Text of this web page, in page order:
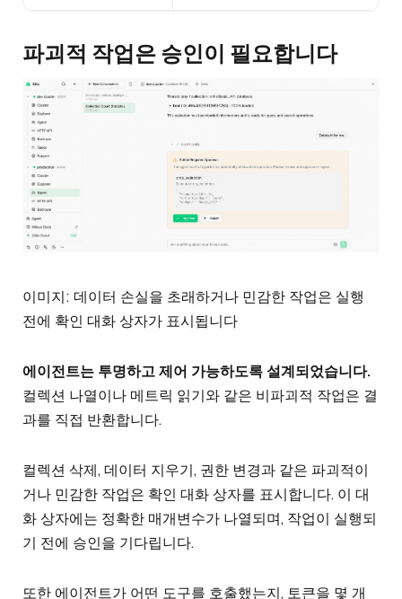
파괴적 작업은 승인이 필요합니다
이미지: 데이터 손실을 초래하거나 민감한 작업은 실행
전에 확인 대화 상자가 표시됩니다
에이전트는 투명하고 제어 가능하도록 설계되었습니다.
컬렉션 나열이나 메트릭 읽기와 같은 비파괴적 작업은 결
과를 직접 반환합니다.
컬렉션 삭제, 데이터 지우기, 권한 변경과 같은 파괴적이
거나 민감한 작업은 확인 대화 상자를 표시합니다. 이 대
화 상자에는 정확한 매개변수가 나열되며, 작업이 실행되
기 전에 승인을 기다립니다.
또한 에이전트가 어떤 도구를 호출했는지, 토큰을 몇 개